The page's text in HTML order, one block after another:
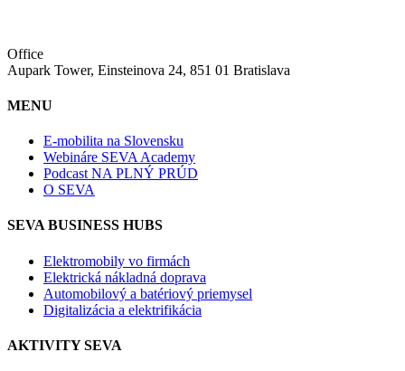
Office
Aupark Tower, Einsteinova 24, 851 01 Bratislava
MENU
E-mobilita na Slovensku
Webináre SEVA Academy
Podcast NA PLNÝ PRÚD
O SEVA
SEVA BUSINESS HUBS
Elektromobily vo firmách
Elektrická nákladná doprava
Automobilový a batériový priemysel
Digitalizácia a elektrifikácia
AKTIVITY SEVA